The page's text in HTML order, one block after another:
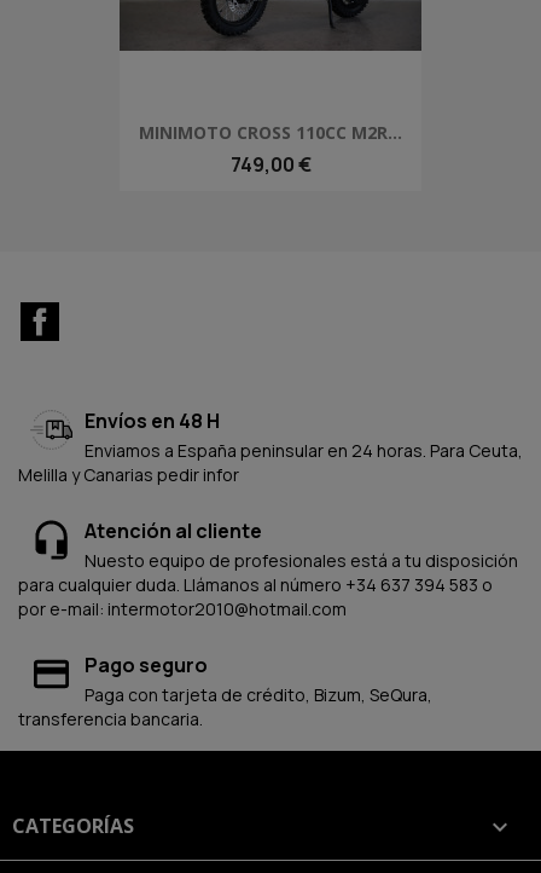
MINIMOTO CROSS 110CC M2R...
749,00 €
Envíos en 48 H
Enviamos a España peninsular en 24 horas. Para Ceuta,
Melilla y Canarias pedir infor
Atención al cliente
Nuesto equipo de profesionales está a tu disposición
para cualquier duda. Llámanos al número +34 637 394 583 o
por e-mail: intermotor2010@hotmail.com
Pago seguro
Paga con tarjeta de crédito, Bizum, SeQura,
transferencia bancaria.
CATEGORÍAS 